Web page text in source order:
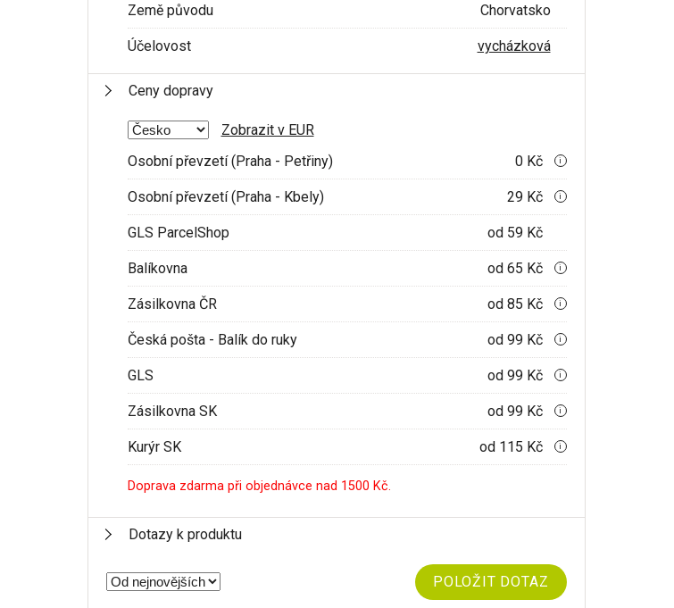
Země původu Chorvatsko
Účelovost vycházková
Ceny dopravy
Zobrazit v EUR
Osobní převzetí (Praha - Petřiny)
0 Kč i
Osobní převzetí (Praha - Kbely) 29 Kč i
GLS ParcelShop od 59 Kč
Balíkovna od 65 Kč i
Zásilkovna ČR od 85 Kč i
Česká pošta - Balík do ruky od 99 Kč i
GLS od 99 Kč i
Zásilkovna SK od 99 Kč i
Kurýr SK od 115 Kč i
Doprava zdarma při objednávce nad 1500 Kč.
Dotazy k produktu
POLOŽIT DOTAZ